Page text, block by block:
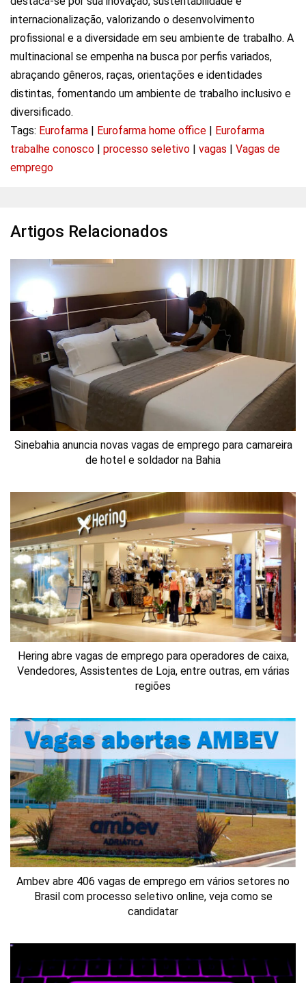
internacionalização, valorizando o desenvolvimento
profissional e a diversidade em seu ambiente de trabalho. A
multinacional se empenha na busca por perfis variados,
abraçando gêneros, raças, orientações e identidades
distintas, fomentando um ambiente de trabalho inclusivo e
diversificado.
Tags: Eurofarma Eurofarma home office
Eurofarma
trabalhe conosco
processo seletivo vagas
Vagas de
emprego
Artigos Relacionados
Sinebahia anuncia novas vagas de emprego para camareira
de hotel e soldador na Bahia
Hering abre vagas de emprego para operadores de caixa,
Vendedores, Assistentes de Loja, entre outras, em várias
regiões
Ambev abre 406 vagas de emprego em vários setores no
Brasil com processo seletivo online, veja como se
candidatar